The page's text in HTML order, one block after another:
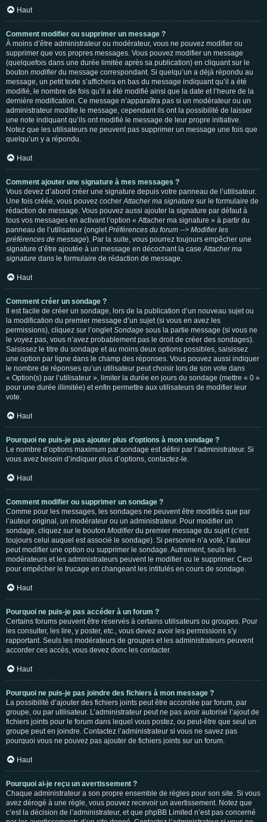
Haut
Comment modifier ou supprimer un message ?
À moins d’être administrateur ou modérateur, vous ne pouvez modifier ou
supprimer que vos propres messages. Vous pouvez modifier un message
(quelquefois dans une durée limitée après sa publication) en cliquant sur le
bouton modifierdu message correspondant. Si quelqu’un a déjà répondu au
message, un petit texte s’affichera en bas du message indiquant qu’il a été
modifié, le nombre de fois qu’il a été modifié ainsi que la date et l’heure de la
dernière modification. Ce message n’apparaîtra pas si un modérateur ou un
administrateur modifie le message, cependant ils ont la possibilité de laisser
une note indiquant qu’ils ont modifié le message de leur propre initiative.
Notez que les utilisateurs ne peuvent pas supprimer un message une fois que
quelqu’un y a répondu.
Haut
Comment ajouter une signature à mes messages ?
Vous devez d’abord créer une signature depuis votre panneau de l’utilisateur.
Une fois créée, vous pouvez cocherAttacher ma signature sur le formulaire de
rédaction de message. Vous pouvez aussi ajouter la signature par défaut à
tous vos messages en activant l’option « Attacher ma signature » à partir du
panneau de l’utilisateur (ongletPréférences du forum --> Modifier les
préférences de message). Par la suite, vous pourrez toujours empêcher une
signature d’être ajoutée à un message en décochant la caseAttacher ma
signature dans le formulaire de rédaction de message.
Haut
Comment créer un sondage ?
Il est facile de créer un sondage, lors de la publication d’un nouveau sujet ou
la modification du premier message d’un sujet (si vous en avez les
permissions), cliquez sur l’ongletSondage sous la partie message (si vous ne
le voyez pas, vous n’avez probablement pas le droit de créer des sondages).
Saisissez le titre du sondage et au moins deux options possibles, saisissez
une option par ligne dans le champ des réponses. Vous pouvez aussi indiquer
le nombre de réponses qu’un utilisateur peut choisir lors de son vote dans
« Option(s) par l’utilisateur », limiter la durée en jours du sondage (mettre « 0 »
pour une durée illimitée) et enfin permettre aux utilisateurs de modifier leur
vote.
Haut
Pourquoi ne puis-je pas ajouter plus d’options à mon sondage ?
Le nombre d’options maximum par sondage est défini par l’administrateur. Si
vous avez besoin d’indiquer plus d’options, contactez-le.
Haut
Comment modifier ou supprimer un sondage ?
Comme pour les messages, les sondages ne peuvent être modifiés que par
l’auteur original, un modérateur ou un administrateur. Pour modifier un
sondage, cliquez sur le bouton Modifierdu premier message du sujet (c’est
toujours celui auquel est associé le sondage). Si personne n’a voté, l’auteur
peut modifier une option ou supprimer le sondage. Autrement, seuls les
modérateurs et les administrateurs peuvent le modifier ou le supprimer. Ceci
pour empêcher le trucage en changeant les intitulés en cours de sondage.
Haut
Pourquoi ne puis-je pas accéder à un forum ?
Certains forums peuvent être réservés à certains utilisateurs ou groupes. Pour
les consulter, les lire, y poster, etc., vous devez avoir les permissions s’y
rapportant. Seuls les modérateurs de groupes et les administrateurs peuvent
accorder ces accès, vous devez donc les contacter.
Haut
Pourquoi ne puis-je pas joindre des fichiers à mon message ?
La possibilité d’ajouter des fichiers joints peut être accordée par forum, par
groupe, ou par utilisateur. L’administrateur peut ne pas avoir autorisé l’ajout de
fichiers joints pour le forum dans lequel vous postez, ou peut-être que seul un
groupe peut en joindre. Contactez l’administrateur si vous ne savez pas
pourquoi vous ne pouvez pas ajouter de fichiers joints sur un forum.
Haut
Pourquoi ai-je reçu un avertissement ?
Chaque administrateur a son propre ensemble de règles pour son site. Si vous
avez dérogé à une règle, vous pouvez recevoir un avertissement. Notez que
c’est la décision de l’administrateur, et que phpBB Limited n’est pas concerné